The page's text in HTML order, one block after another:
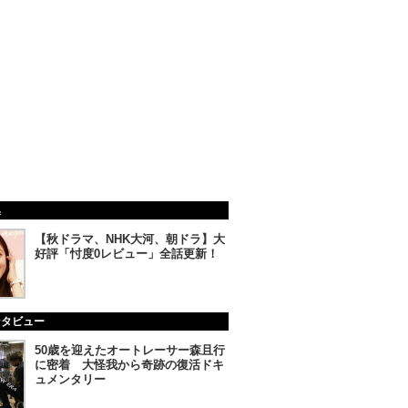
【秋ドラマ、NHK大河、朝ドラ】大
好評「忖度0レビュー」全話更新！
ビュー
50歳を迎えたオートレーサー森且行
に密着 大怪我から奇跡の復活ドキ
ュメンタリー